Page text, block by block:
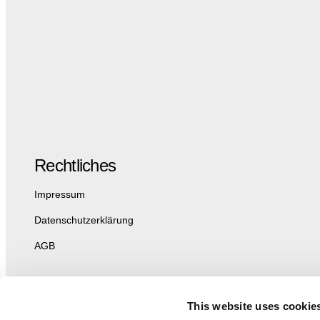
This website uses
Rechtliches
Impressum
Datenschutzerklärung
AGB